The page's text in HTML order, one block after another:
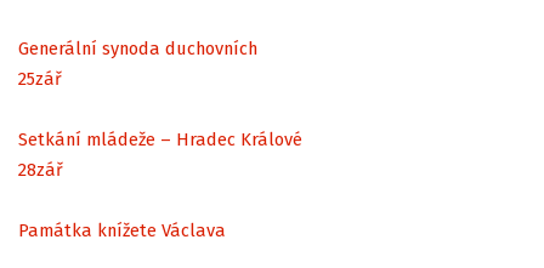
Generální synoda duchovních
25zář
Setkání mládeže – Hradec Králové
28zář
Památka knížete Václava